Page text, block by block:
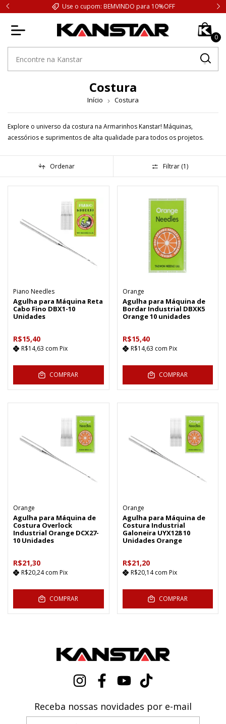
Use o cupom: BEMVINDO para 10%OFF
0
Costura
Início Costura
Explore o universo da costura na Armarinhos Kanstar! Máquinas,
acessórios e suprimentos de alta qualidade para todos os projetos.
Ordenar Filtrar (1)
Piano Needles
Agulha para Máquina Reta
Cabo Fino DBX1-10
Unidades
R$15,40
R$14,63 com Pix
COMPRAR
Orange
Agulha para Máquina de
Bordar Industrial DBXK5
Orange 10 unidades
R$15,40
R$14,63 com Pix
COMPRAR
Orange
Agulha para Máquina de
Costura Overlock
Industrial Orange DCX27-
10 Unidades
R$21,30
R$20,24com Pix
COMPRAR
Orange
Agulha para Máquina de
Costura Industrial
Galoneira UYX128 10
Unidades Orange
R$21,20
R$20,14com Pix
COMPRAR
Receba nossas novidades por e-mail